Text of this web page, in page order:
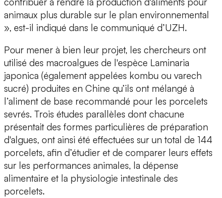
animaux plus durable sur le plan environnemental
», est-il indiqué dans le communiqué d’UZH.
Pour mener à bien leur projet, les chercheurs ont
utilisé des macroalgues de l'espèce Laminaria
japonica (également appelées kombu ou varech
sucré) produites en Chine qu’ils ont mélangé à
l’aliment de base recommandé pour les porcelets
sevrés. Trois études parallèles dont chacune
présentait des formes particulières de préparation
d'algues, ont ainsi été effectuées sur un total de 144
porcelets, afin d’étudier et de comparer leurs effets
sur les performances animales, la dépense
alimentaire et la physiologie intestinale des
porcelets.